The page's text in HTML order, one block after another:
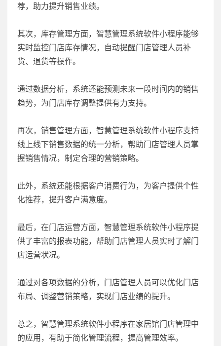
荐，助力提升销售业绩。
其次，库存管理方面，智慧管理系统软件小程序能够
实时监控门店库存情况，自动提醒门店管理人员补
货、退货等操作。
通过数据分析，系统还能预测未来一段时间内的销售
趋势，为门店库存调整提供有力支持。
再次，销售管理方面，智慧管理系统软件小程序支持
线上线下销售数据的统一分析，帮助门店管理人员掌
握销售情况，制定合理的营销策略。
此外，系统还能根据客户消费行为，为客户提供个性
化推荐，提升客户满意度。
最后，在门店运营方面，智慧管理系统软件小程序提
供了丰富的报表功能，帮助门店管理人员实时了解门
店运营状况。
通过对各项数据的分析，门店管理人员可以优化门店
布局、调整营销策略，实现门店业绩的提升。
总之，智慧管理系统软件小程序在家居馆门店管理中
的应用，有助于简化管理流程，提高管理效率。